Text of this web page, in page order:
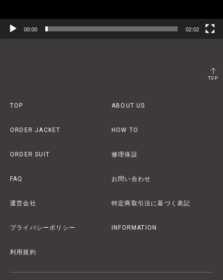
00:00 02:02
TOP
TOP ABOUT US
ORDER JACKET HOW TO
ORDER SUIT 修理保証
FAQ お問い合わせ
運営会社 特定商取引法に基づく表記
プライバシーポリシー INFORMATION
利用規約